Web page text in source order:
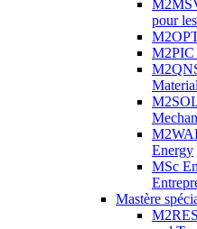
pour
M2PIC
Energy
MSc
Mastère